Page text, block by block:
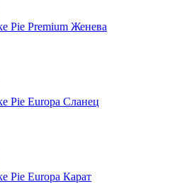
Pie Premium Женева
Pie Europa Сланец
Pie Europa Карат